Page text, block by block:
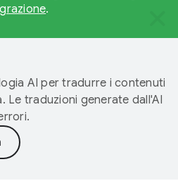
.
AI per tradurre i contenuti
Le traduzioni generate dall'AI